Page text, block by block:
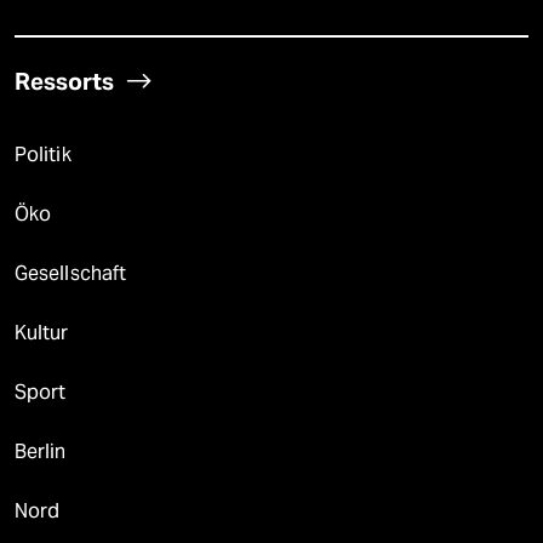
Ressorts
Politik
Öko
Gesellschaft
Kultur
Sport
Berlin
Nord